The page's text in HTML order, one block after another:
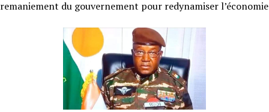
remaniement du gouvernement pour redynamiser l’économie